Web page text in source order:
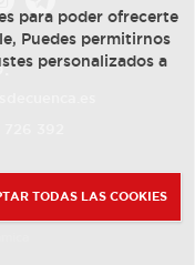
392
para poder ofrecerte
Puedes permitirnos
personalizados a
TODAS LAS COOKIES